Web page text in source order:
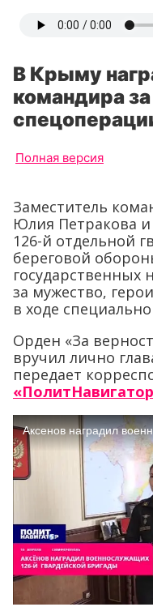
В Крыму
командира
Полная версия
Заместитель
Юлия Петракова
126-й отдельной
береговой
государственных
за мужество,
в ходе
Орден «За
вручил лично
передает